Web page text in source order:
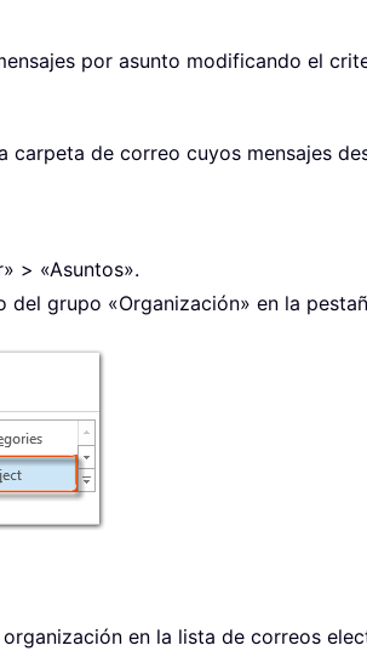
por asunto modificando el
carpeta de correo cuyos mensajes
> «Asuntos».
grupo «Organización» en la
en la lista de correos